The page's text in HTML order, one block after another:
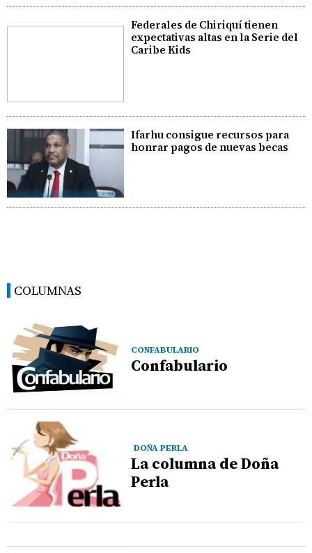
Federales de Chiriquí tienen
expectativas altas en la Serie del
Caribe Kids
Ifarhu consigue recursos para
honrar pagos de nuevas becas
COLUMNAS
CONFABULARIO
Confabulario
DOÑA PERLA
La columna de Doña
Perla